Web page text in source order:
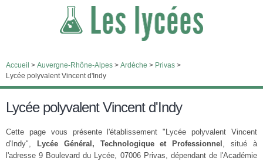
Accueil > Auvergne-Rhône-Alpes > Ardèche > Privas >
Lycée polyvalent Vincent d'Indy
Lycée polyvalent Vincent d'Indy
Cette page vous présente l'établissement "Lycée polyvalent Vincent
d'Indy",
Lycée Général, Technologique et Professionnel , situé à
l'adresse 9 Boulevard du Lycée, 07006 Privas, dépendant de l'Académie